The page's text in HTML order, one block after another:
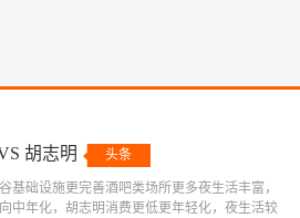
胡志明 头条
基础设施更完善酒吧类场所更多夜生活丰富，
中年化，胡志明消费更低更年轻化，夜生活较